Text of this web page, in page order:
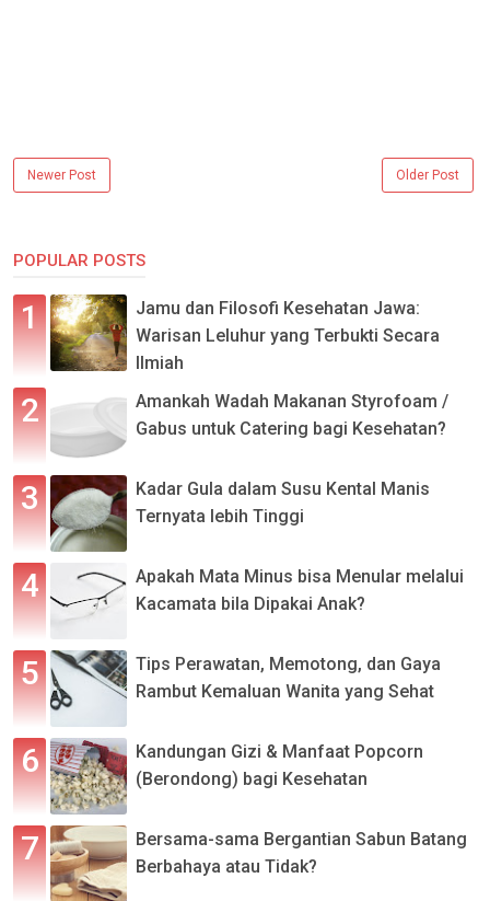
Newer Post Older Post
POPULAR POSTS
Jamu dan Filosofi Kesehatan Jawa:
Warisan Leluhur yang Terbukti Secara
Ilmiah
Amankah Wadah Makanan Styrofoam /
Gabus untuk Catering bagi Kesehatan?
Kadar Gula dalam Susu Kental Manis
Ternyata lebih Tinggi
Apakah Mata Minus bisa Menular melalui
Kacamata bila Dipakai Anak?
Tips Perawatan, Memotong, dan Gaya
Rambut Kemaluan Wanita yang Sehat
Kandungan Gizi & Manfaat Popcorn
(Berondong) bagi Kesehatan
Bersama-sama Bergantian Sabun Batang
Berbahaya atau Tidak?